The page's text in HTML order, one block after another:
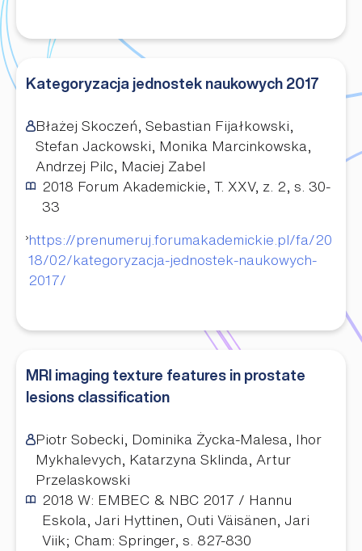
Kategoryzacja jednostek naukowych 2017
Błażej Skoczeń, Sebastian Fijałkowski,
Stefan Jackowski, Monika Marcinkowska,
Andrzej Pilc, Maciej Zabel
2018 Forum Akademickie, T. XXV, z. 2, s. 30-
33
https://prenumeruj.forumakademickie.pl/fa/20
18/02/kategoryzacja-jednostek-naukowych-
2017/
MRI imaging texture features in prostate
lesions classification
Piotr Sobecki, Dominika Życka-Malesa, Ihor
Mykhalevych, Katarzyna Sklinda, Artur
Przelaskowski
2018 W: EMBEC & NBC 2017 / Hannu
Eskola, Jari Hyttinen, Outi Väisänen, Jari
Viik; Cham: Springer, s. 827-830